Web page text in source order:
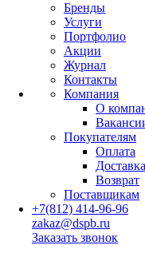
Бренды
Услуги
Портфолио
Акции
Журнал
Контакты
Компания
О
Покупателям
Оплата
Доставка
Возврат
Поставщикам
+7(812) 414-96-96
zakaz@dspb.ru
Заказать звонок